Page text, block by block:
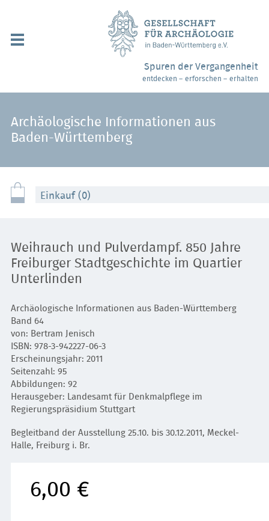
Über uns / Mitgliedschaft
Partner / Links
Archäologiemuseen
Spuren der Vergangenheit
entdecken – erforschen – erhalten
Archäologische Informationen aus
Baden-Württemberg
Einkauf (0)
Weihrauch und Pulverdampf. 850 Jahre
Freiburger Stadtgeschichte im Quartier
Unterlinden
Archäologische Informationen aus Baden-Württemberg
Band 64
von: Bertram Jenisch
ISBN: 978-3-942227-06-3
Erscheinungsjahr: 2011
Seitenzahl: 95
Abbildungen: 92
Herausgeber: Landesamt für Denkmalpflege im
Regierungspräsidium Stuttgart
Begleitband der Ausstellung 25.10. bis 30.12.2011, Meckel-
Halle, Freiburg i. Br.
6,00 €